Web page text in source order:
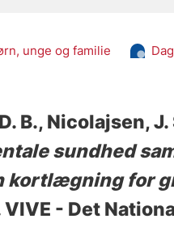
unge og familie
B., Nicolajsen, J.
sundhed
kortlægning for
VIVE - Det